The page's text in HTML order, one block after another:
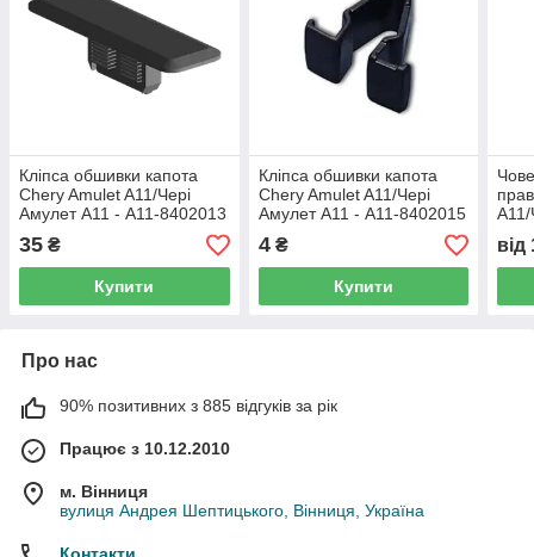
Кліпса обшивки капота
Chery Amulet A11/Чері
Амулет А11 - A11-8402013
35 ₴
Купити
Кліпса обшивки капота
Chery Amulet A11/Чері
Амулет А11 - A11-8402015
4₴
Купити
від
Про нас
90% позитивних з 885 відгуків за рік
Працює з 10.12.2010
м. Вінниця
вулиця Андрея Шептицького, Вінниця, Україна